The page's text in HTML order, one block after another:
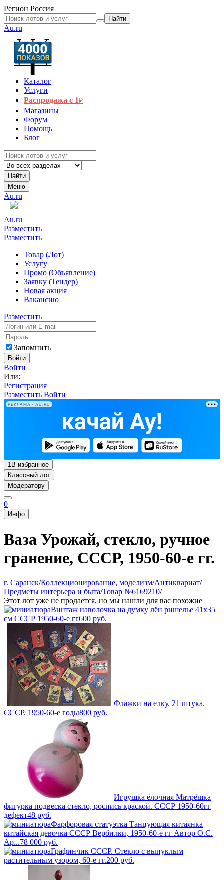
Регион Россия
Найти
Au.ru
Каталог
Услуги
Распродажа с 1₽
Магазины
Форум
Помощь
Блог
Найти
Меню
Au.ru
Au.ru
Разместить
Разместить
Товар (Лот)
Услугу
Промо (Объявление)
Заявку (Тендер)
Новая акция
Вакансию
Разместить
Запомнить
Войти
Войти
Или:
Регистрация
Разместить Войти
РЕКЛАМА • AU.RU
1В избранное
Классный лот
Модератору
0
Инфо
Ваза Урожай, стекло, ручное
гранение, СССР, 1950-60-е гг.
г. Саранск/Коллекционирование, моделизм/Антиквариат/
Предметы интерьера и быта/Товар №6169210/
Этот лот уже не продается, но мы нашли для вас похожие
Винтаж наволочка на думку лён ришелье 41х35
см СССР 1950-60-е гг600 руб.
Флажки на елку. 21 штука.
СССР. 1950-60-е годы800 руб.
Игрушка ёлочная Матрёшка
фигурка подвеска стекло, роспись краской. СССР 1950-60гг
дефект48 руб.
Фарфоровая статуэтка Танцующая китаянка
китайская девочка СССР Вербилки, 1950-60-е гг Автор О.С.
Ар...78 000 руб.
Графинчик СССР. Стекло с выпуклым
растительным узором, 60-е гг.200 руб.